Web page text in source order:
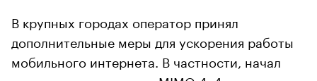
В крупных городах оператор принял
дополнительные меры для ускорения работы
мобильного интернета. В частности, начал